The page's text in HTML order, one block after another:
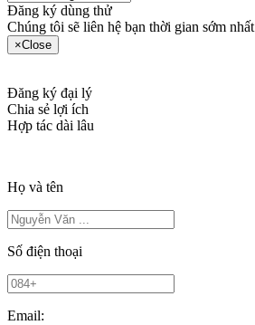
Đăng ký dùng thử
Chúng tôi sẽ liên hệ bạn thời gian sớm nhất
×Close
Đăng ký đại lý
Chia sẻ lợi ích
Hợp tác dài lâu
Họ và tên
Số điện thoại
Email: